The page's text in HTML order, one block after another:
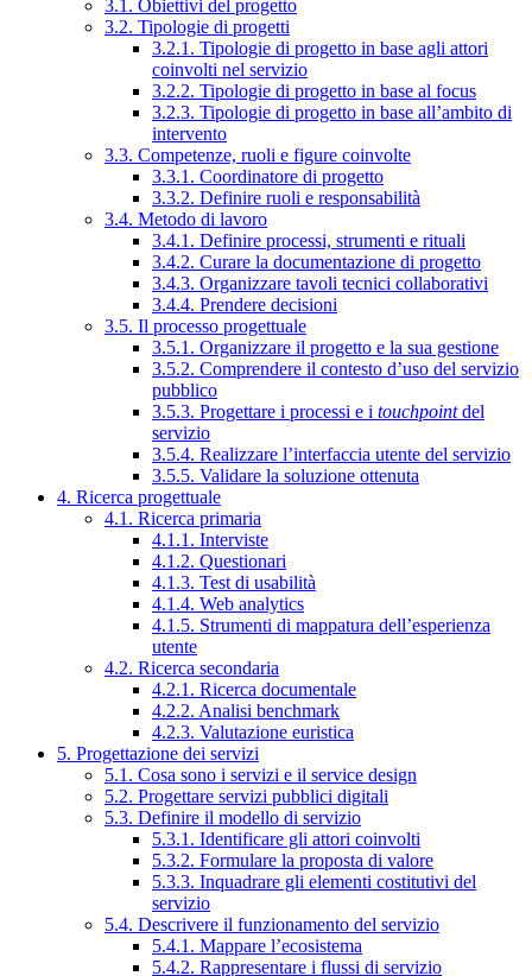
3.1. Obiettivi del progetto
3.2. Tipologie di progetti
3.2.1. Tipologie di progetto in base agli attori
coinvolti nel servizio
3.2.2. Tipologie di progetto in base al focus
3.2.3. Tipologie di progetto in base all’ambito di
intervento
3.3. Competenze, ruoli e figure coinvolte
3.3.1. Coordinatore di progetto
3.3.2. Definire ruoli e responsabilità
3.4. Metodo di lavoro
3.4.1. Definire processi, strumenti e rituali
3.4.2. Curare la documentazione di progetto
3.4.3. Organizzare tavoli tecnici collaborativi
3.4.4. Prendere decisioni
3.5. Il processo progettuale
3.5.1. Organizzare il progetto e la sua gestione
3.5.2. Comprendere il contesto d’uso del servizio
pubblico
3.5.3. Progettare i processi e i touchpointdel
servizio
3.5.4. Realizzare l’interfaccia utente del servizio
3.5.5. Validare la soluzione ottenuta
4. Ricerca progettuale
4.1. Ricerca primaria
4.1.1. Interviste
4.1.2. Questionari
4.1.3. Test di usabilità
4.1.4. Web analytics
4.1.5. Strumenti di mappatura dell’esperienza
utente
4.2. Ricerca secondaria
4.2.1. Ricerca documentale
4.2.2. Analisi benchmark
4.2.3. Valutazione euristica
5. Progettazione dei servizi
5.1. Cosa sono i servizi e il service design
5.2. Progettare servizi pubblici digitali
5.3. Definire il modello di servizio
5.3.1. Identificare gli attori coinvolti
5.3.2. Formulare la proposta di valore
5.3.3. Inquadrare gli elementi costitutivi del
servizio
5.4. Descrivere il funzionamento del servizio
5.4.1. Mappare l’ecosistema
5.4.2. Rappresentare i flussi di servizio